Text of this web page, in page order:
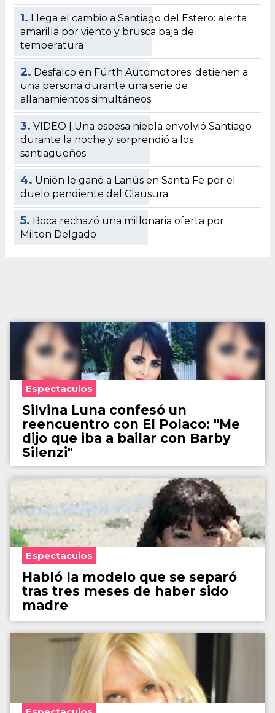
1. Llega el cambio a Santiago del Estero: alerta
amarilla por viento y brusca baja de
temperatura
2. Desfalco en Fürth Automotores: detienen a
una persona durante una serie de
allanamientos simultáneos
3. VIDEO | Una espesa niebla envolvió Santiago
durante la noche y sorprendió a los
santiagueños
4. Unión le ganó a Lanús en Santa Fe por el
duelo pendiente del Clausura
5. Boca rechazó una millonaria oferta por
Milton Delgado
Espectaculos
Silvina Luna confesó un
reencuentro con El Polaco: "Me
dijo que iba a bailar con Barby
Silenzi"
Espectaculos
Habló la modelo que se separó
tras tres meses de haber sido
madre